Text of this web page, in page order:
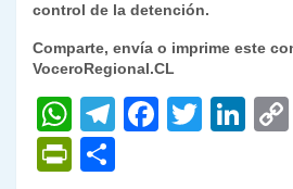
control de la detención.
Comparte, envía o imprime este
VoceroRegional.CL
W
h
T
F
T
Li
P